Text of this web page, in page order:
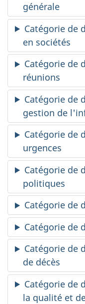
générale
Catégorie de
en sociétés
Catégorie de
réunions
Catégorie de
gestion de
Catégorie de
urgences
Catégorie de
politiques
Catégorie de
Catégorie de
Catégorie de
de décès
Catégorie de
la qualité et